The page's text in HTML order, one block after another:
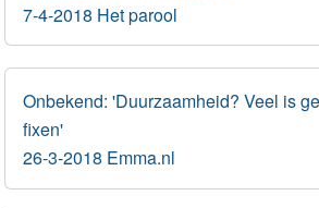
7-4-2018 Het parool
Onbekend: 'Duurzaamheid? Veel is
fixen'
26-3-2018 Emma.nl